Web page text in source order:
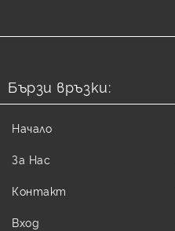
Бързи връзки:
Начало
За Нас
Контакт
Вход